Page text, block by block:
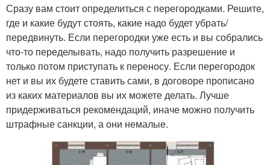
Сразу вам стоит определиться с перегородками. Решите,
где и какие будут стоять, какие надо будет убрать/
передвинуть. Если перегородки уже есть и вы собрались
что-то переделывать, надо получить разрешение и
только потом приступать к переносу. Если перегородок
нет и вы их будете ставить сами, в договоре прописано
из каких материалов вы их можете делать. Лучше
придерживаться рекомендаций, иначе можно получить
штрафные санкции, а они немалые.